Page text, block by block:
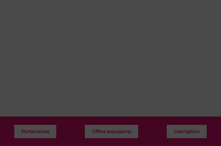
Partenaires Offres exposants Inscription